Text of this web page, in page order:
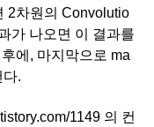
2차원의 Convolutio
가 나오면 이 결과를
에, 마지막으로 ma
.
1149 의 컨